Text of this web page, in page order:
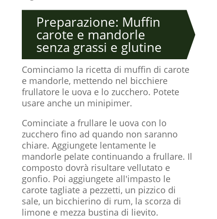
Preparazione: Muffin
carote e mandorle
senza grassi e glutine
Cominciamo la ricetta di muffin di carote
e mandorle, mettendo nel bicchiere
frullatore le uova e lo zucchero. Potete
usare anche un minipimer.
Cominciate a frullare le uova con lo
zucchero fino ad quando non saranno
chiare. Aggiungete lentamente le
mandorle pelate continuando a frullare. Il
composto dovrà risultare vellutato e
gonfio. Poi aggiungete all'impasto le
carote tagliate a pezzetti, un pizzico di
sale, un bicchierino di rum, la scorza di
limone e mezza bustina di lievito.